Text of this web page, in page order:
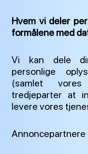
Hvem vi deler
formålene med
Vi kan dele
personlige
(samlet
tredjeparter at
levere vores
Annoncepartnere